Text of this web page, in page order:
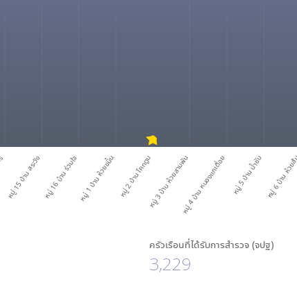
หมู่ 15 บ้าน สระวัง หมู่ 16 บ้าน ร่วมใจหมู่ 1 บ้าน ห้วยขมิ้น หมู่ 2 บ้าน โคกตูมหมู่ 3 บ้าน ห้วยสามพันหมู่ 4 บ้าน หนองแกเตื่อย หมู่ 5 บ้าน น้ำซับ หมู่ 6 บ้าน ห้วยส้ม
ครัวเรือนที่ได้รับการสำรวจ (จปฐ)
3,229